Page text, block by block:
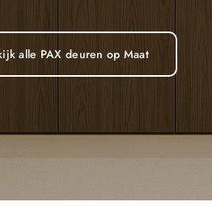
alle PAX deuren op Maat